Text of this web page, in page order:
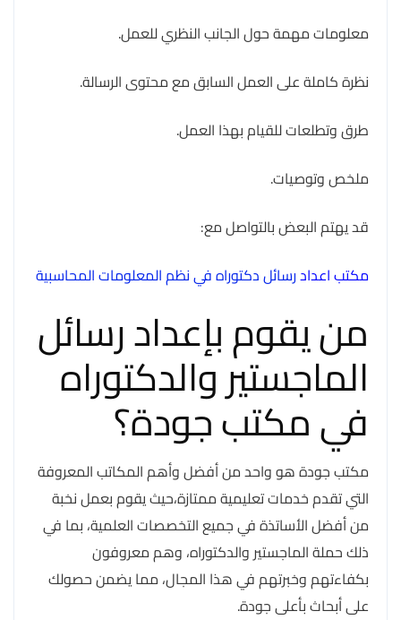
معلومات مهمة حول الجانب النظري للعمل.
نظرة كاملة على العمل السابق مع محتوى الرسالة.
طرق وتطلعات للقيام بهذا العمل.
ملخص وتوصيات.
قد يهتم البعض بالتواصل مع:
مكتب اعدادرسائل دكتوراه في نظم المعلومات المحاسبية
من يقوم بإعداد رسائل
الماجستير والدكتوراه
في مكتب جودة؟
مكتب جودة هو واحد من أفضل وأهم المكاتب المعروفة
التي تقدم خدمات تعليمية ممتازة،حيث يقوم بعمل نخبة
من أفضل الأساتذة في جميع التخصصات العلمية، بما في
ذلك حملة الماجستير والدكتوراه، وهم معروفون
بكفاءتهم وخبرتهم في هذا المجال، مما يضمن حصولك
على أبحاث بأعلى جودة.